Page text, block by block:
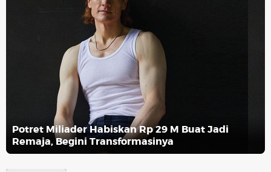
Potret Miliader Habiskan Rp 29 M Buat Jadi
Remaja, Begini Transformasinya